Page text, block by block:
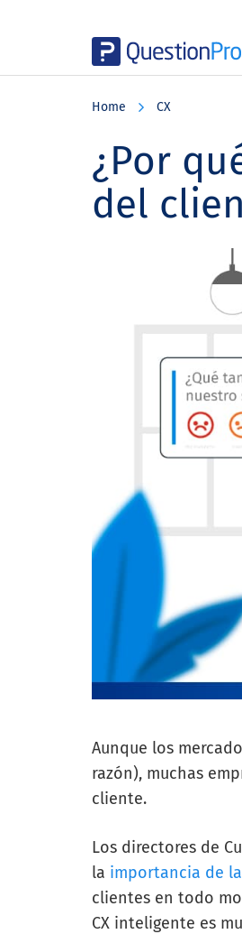
Home CX
¿Por
del
Aunque los
razón), muchas
cliente.
Los directores de
la importancia de
clientes en todo
CX inteligente es